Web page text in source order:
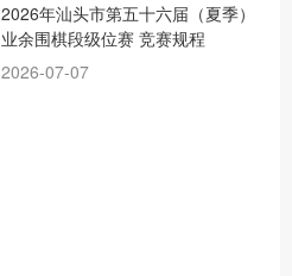
2026年汕头市第五十六届（夏季）
业余围棋段级位赛 竞赛规程
2026-07-07